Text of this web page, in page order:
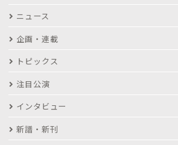
ニュース
企画・連載
トピックス
注目公演
インタビュー
新譜・新刊